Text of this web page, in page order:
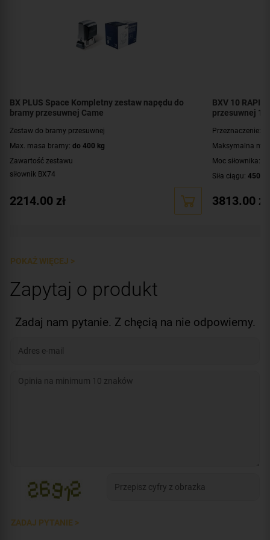
BX PLUS Space Kompletny zestaw napędu do
bramy przesuwnej Came
Zestaw do bramy przesuwnej
Max. masa bramy: do 400 kg
Zawartość zestawu
siłownik BX74
karta częstotliwości, pilot
2214.00 zł
BXV 10 RAPID
przesuwnej
Przeznaczenie:
Maksymalna
Moc siłownika:
Siła ciągu: 450 N
Cykl pracy:praca
3813.00 zł
POKAŻ WIĘCEJ >
Zapytaj o produkt
Zadaj nam pytanie. Z chęcią na nie odpowiemy.
ZADAJ PYTANIE >